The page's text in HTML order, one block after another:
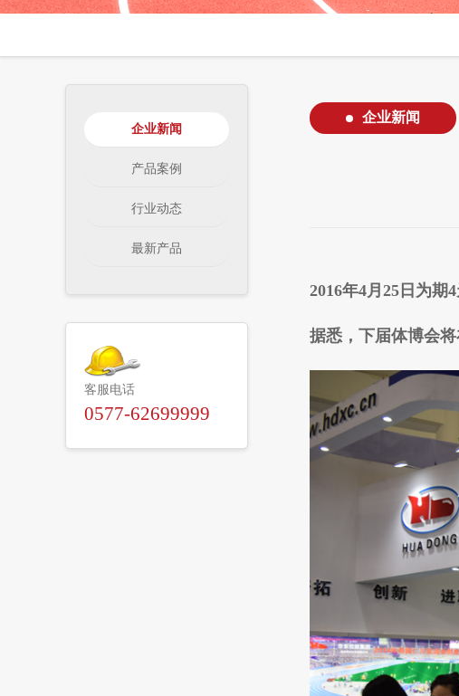
企业新闻
产品案例
行业动态
最新产品
客服电话
0577-62699999
企业新闻
2016年4月25日为期
据悉，下届体博会将